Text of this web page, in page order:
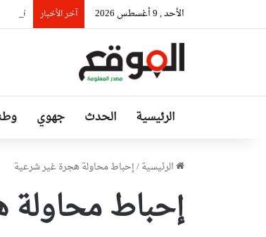
الأحد , 9 أغسطس 2026 آخر الأخبار تواصل
الرئيسية الحدث جهوي
الرئيسية/إحباط محاولة هجرة غير شرعية
إحباط